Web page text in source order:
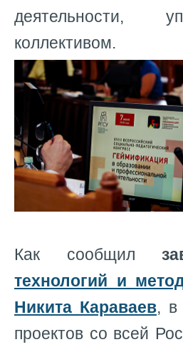
деятельности,
коллективом.
Как сообщил
технологий и
Никита Караваев, в
проектов со всей